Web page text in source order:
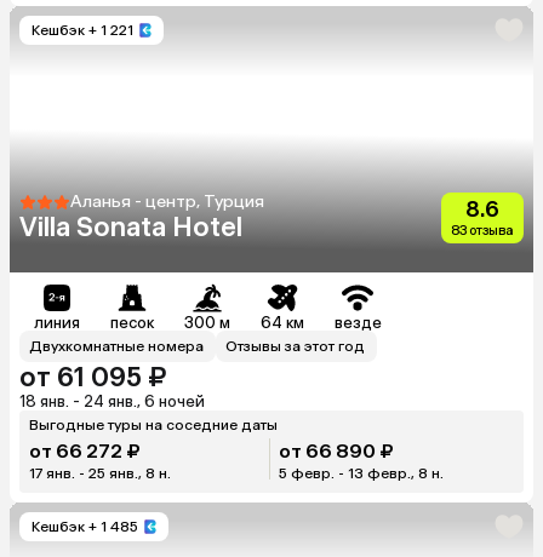
Кешбэк + 1 221
Аланья - центр, Турция
Villa Sonata Hotel
8.6
83 отзыва
линия песок 300 м 64 км везде
Двухкомнатные номера Отзывы за этот год
от 61 095 ₽
18 янв. - 24 янв., 6 ночей
Выгодные туры на соседние даты
от 66 272 ₽
17 янв. - 25 янв., 8 н.
от 66 890 ₽
5 февр. - 13 февр., 8 н.
Кешбэк + 1 485